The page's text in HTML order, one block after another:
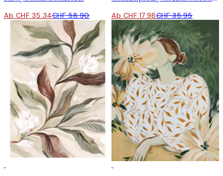
Ab CHF 35.34CHF 58.90 Ab CHF 17.98CHF 35.95